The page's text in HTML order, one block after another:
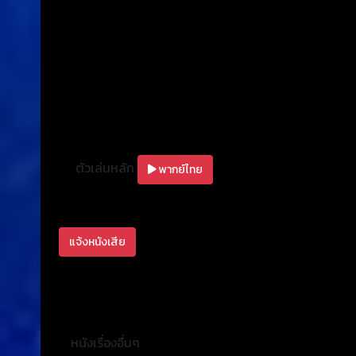
ตัวเล่นหลัก พากย์ไทย
แจ้งหนังเสีย
หนังเรื่องอื่นๆ